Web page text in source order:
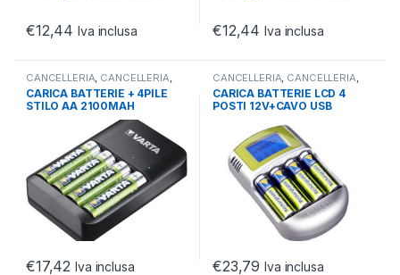
€12,44 Iva inclusa €12,44 Iva inclusa
CANCELLERIA CANCELLERIA
OFFICE
CARICA BATTERIE + 4PILE
STILO AA 2100MAH
€17,42 Iva inclusa
CANCELLERIA CANCELLERIA
OFFICE
CARICA BATTERIE LCD 4
POSTI 12V+CAVO USB
€23,79 Iva inclusa